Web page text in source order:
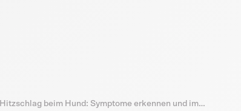
Hitzschlag beim Hund: Symptome erkennen und im